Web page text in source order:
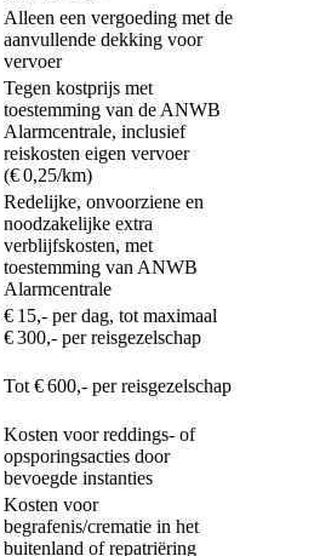
Alleen een vergoeding met de
aanvullende dekking voor
vervoer
Tegen kostprijs met
toestemming van de ANWB
Alarmcentrale, inclusief
reiskosten eigen vervoer
(€ 0,25/km)
Redelijke, onvoorziene en
noodzakelijke extra
verblijfskosten, met
toestemming van ANWB
Alarmcentrale
€ 15,- per dag, tot maximaal
€ 300,- per reisgezelschap
Tot € 600,- per reisgezelschap
Kosten voor reddings- of
opsporingsacties door
bevoegde instanties
Kosten voor
begrafenis/crematie in het
buitenland of repatriëring